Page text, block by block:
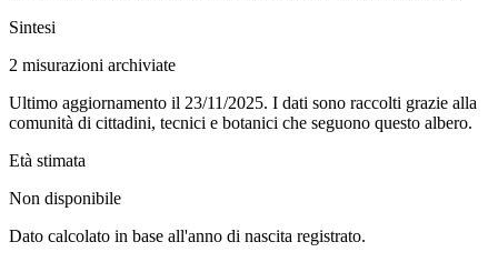
Sintesi
2 misurazioni archiviate
Ultimo aggiornamento il 23/11/2025. I dati sono raccolti grazie alla
comunità di cittadini, tecnici e botanici che seguono questo albero.
Età stimata
Non disponibile
Dato calcolato in base all'anno di nascita registrato.